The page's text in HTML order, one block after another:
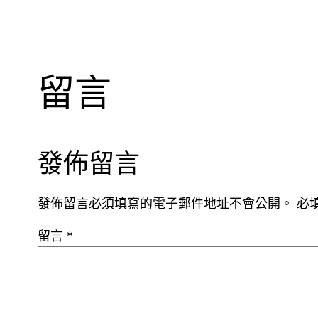
留言
發佈留言
發佈留言必須填寫的電子郵件地址不會公開。 必
留言 *